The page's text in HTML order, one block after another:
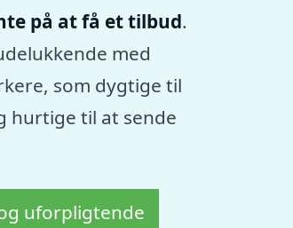
på at få et tilbud.
med
som dygtige til
hurtige til at sende
uforpligtende